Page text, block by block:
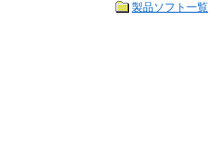
製品ソフト一覧